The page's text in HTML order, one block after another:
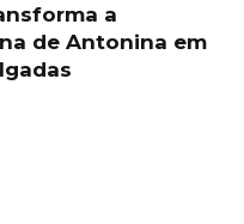
a
de Antonina em